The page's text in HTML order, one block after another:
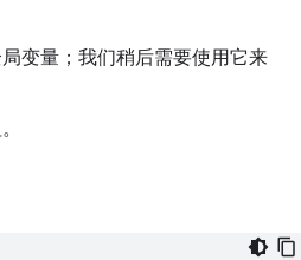
变量；我们稍后需要使用它来